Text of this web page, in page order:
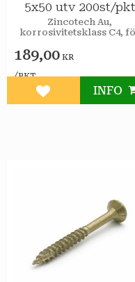
5x50 utv 200st/pkt
Zincotech Au,
korrosivitetsklass C4,
189,00 KR
/PKT
Lägg till i
INFO